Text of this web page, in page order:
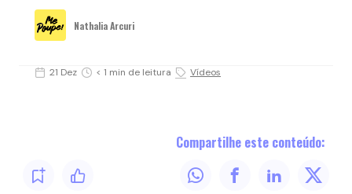
Nathalia Arcuri
21 Dez < 1 min de leitura Vídeos
Compartilhe este conteúdo: